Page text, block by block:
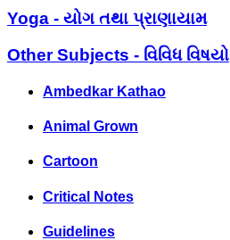
Yoga - યોગ તથા પ્રાણાયામ
Other Subjects - વિવિધ વિષયો
Ambedkar Kathao
Animal Grown
Cartoon
Critical Notes
Guidelines